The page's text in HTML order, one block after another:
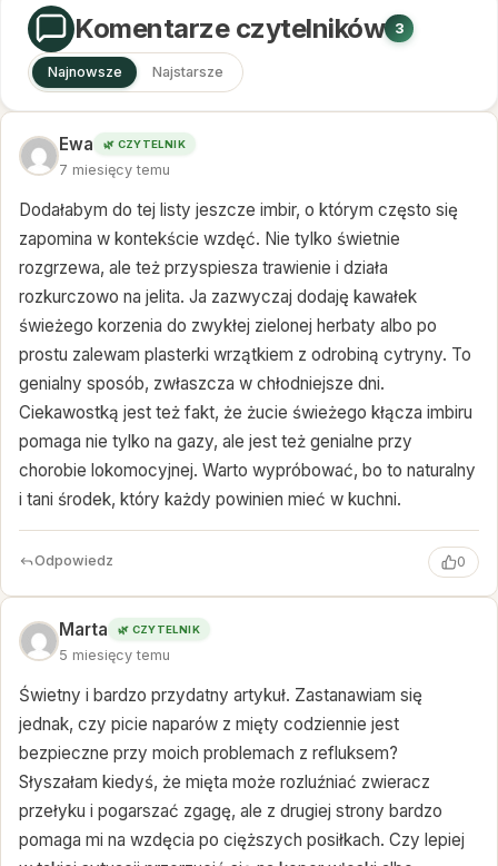
Komentarze czytelników 3
Najnowsze Najstarsze
Ewa 🌿 CZYTELNIK
7 miesięcy temu
Dodałabym do tej listy jeszcze imbir, o którym często się
zapomina w kontekście wzdęć. Nie tylko świetnie
rozgrzewa, ale też przyspiesza trawienie i działa
rozkurczowo na jelita. Ja zazwyczaj dodaję kawałek
świeżego korzenia do zwykłej zielonej herbaty albo po
prostu zalewam plasterki wrzątkiem z odrobiną cytryny. To
genialny sposób, zwłaszcza w chłodniejsze dni.
Ciekawostką jest też fakt, że żucie świeżego kłącza imbiru
pomaga nie tylko na gazy, ale jest też genialne przy
chorobie lokomocyjnej. Warto wypróbować, bo to naturalny
i tani środek, który każdy powinien mieć w kuchni.
Odpowiedz 0
Marta 🌿 CZYTELNIK
5 miesięcy temu
Świetny i bardzo przydatny artykuł. Zastanawiam się
jednak, czy picie naparów z mięty codziennie jest
bezpieczne przy moich problemach z refluksem?
Słyszałam kiedyś, że mięta może rozluźniać zwieracz
przełyku i pogarszać zgagę, ale z drugiej strony bardzo
pomaga mi na wzdęcia po cięższych posiłkach. Czy lepiej